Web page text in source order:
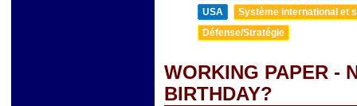
USA
Système international et
Défense/Stratégie
WORKING PAPER -
BIRTHDAY?